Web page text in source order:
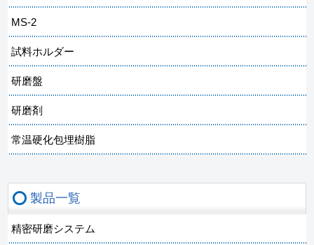
MS-2
試料ホルダー
研磨盤
研磨剤
常温硬化包埋樹脂
製品一覧
精密研磨システム